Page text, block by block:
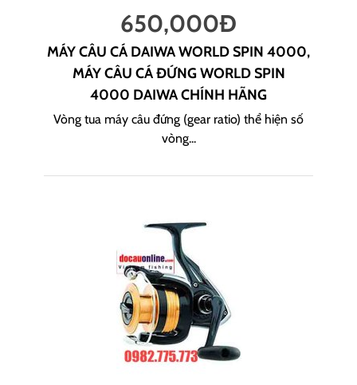
650,000Đ
MÁY CÂU CÁ DAIWA WORLD SPIN 4000,
MÁY CÂU CÁ ĐỨNG WORLD SPIN
4000 DAIWA CHÍNH HÃNG
Vòng tua máy câu đứng (gear ratio) thể hiện số
vòng...